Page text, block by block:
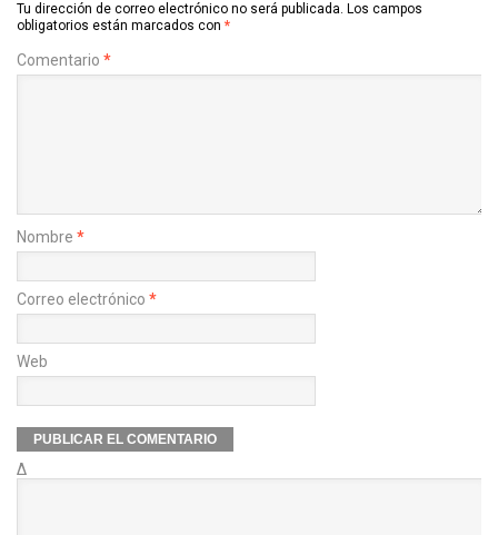
Tu dirección de correo electrónico no será publicada. Los campos
obligatorios están marcados con *
Comentario *
Nombre *
Correo electrónico *
Web
Δ